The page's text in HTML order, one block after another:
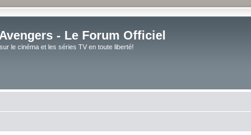
- Le Forum Officiel
le cinéma et les séries TV en toute liberté!